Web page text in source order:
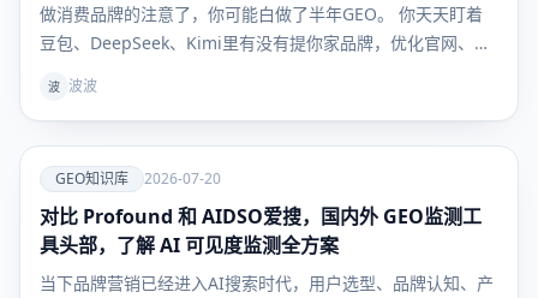
做消费品牌的注意了，你可能白做了半年GEO。 你天天盯着
豆包、DeepSeek、Kimi里有没有提你家品牌，优化官网、发
候，根本不看这些。 他们问AI："敏感肌用什么面霜不踩
波 波波
爱
GEO知识
库
GEO知识库 2026-07-20
对比 Profound 和 AIDSO爱搜，国内外 GEO监测工
具头部，了解 AI 可见度监测全方案
当下品牌营销已经进入AI搜索时代，用户选型、品牌认知、产